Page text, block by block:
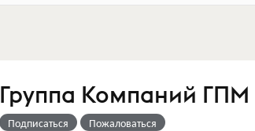
Группа Компаний
Подписаться Пожаловаться